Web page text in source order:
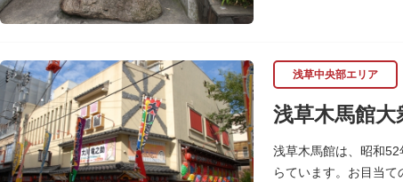
浅草中央部エリア
浅草木馬館大
浅草木馬館は、昭和
らています。お目当て